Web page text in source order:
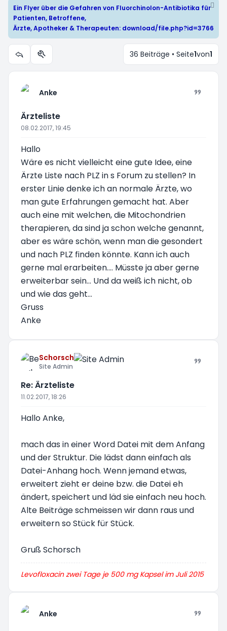
Ein Flyer über die Gefahren von Fluorchinolon-Antibiotika für
Patienten, Betroffene,
Ärzte, Apotheker & Therapeuten: download/file.php?id=3766
Themen-Optionen 36 Beiträge • Seite1von1
Anke
Ärzteliste
08.02.2017, 19:45
Hallo
Wäre es nicht vielleicht eine gute Idee, eine
Ärzte Liste nach PLZ in s Forum zu stellen? In
erster Linie denke ich an normale Ärzte, wo
man gute Erfahrungen gemacht hat. Aber
auch eine mit welchen, die Mitochondrien
therapieren, da sind ja schon welche genannt,
aber es wäre schön, wenn man die gesondert
und nach PLZ finden könnte. Kann ich auch
gerne mal erarbeiten.... Müsste ja aber gerne
erweiterbar sein... Und da weiß ich nicht, ob
und wie das geht...
Gruss
Anke
Schorsch
Site Admin
Re: Ärzteliste
11.02.2017, 18:26
Hallo Anke,
mach das in einer Word Datei mit dem Anfang
und der Struktur. Die lädst dann einfach als
Datei-Anhang hoch. Wenn jemand etwas,
erweitert zieht er deine bzw. die Datei eh
ändert, speichert und läd sie einfach neu hoch.
Alte Beiträge schmeissen wir dann raus und
erweitern so Stück für Stück.
Gruß Schorsch
Levofloxacin zwei Tage je 500 mg Kapsel im Juli 2015
Anke